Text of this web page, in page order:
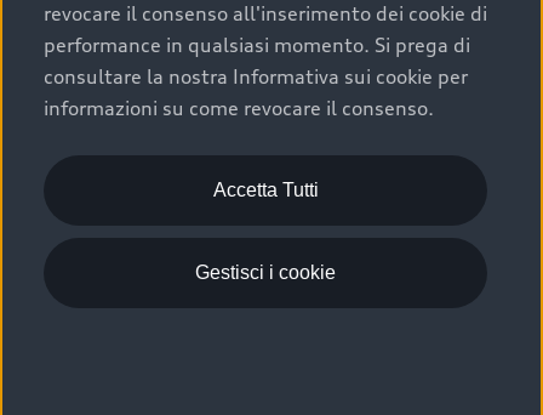
Acquistare un’auto usata in una Concessionaria ufficiale
Audi che offre l’usato garantito tramite Audi Prima
Scelta :plus, significa affidarsi ad un prodotto che viene
sottoposto a 110 controlli approfonditi e coperto da
garanzia fino a 4 anni per una maggiore tutela del tuo
acquisto.
revocare il consenso all'inserimento dei cookie di
performance in qualsiasi momento. Si prega di
consultare la nostra Informativa sui cookie per
informazioni su come revocare il consenso.
Accetta Tutti
Gestisci i cookie